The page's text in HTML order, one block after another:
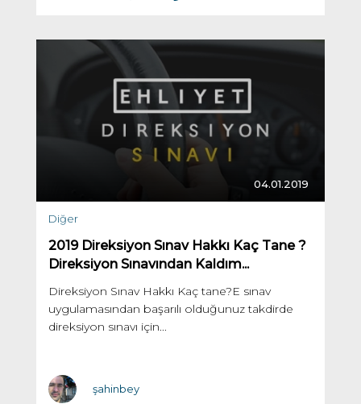
04.01.2019
Diğer
2019 Direksiyon Sınav Hakkı Kaç Tane ?
Direksiyon Sınavından Kaldım...
Direksiyon Sınav Hakkı Kaç tane?E sınav
uygulamasından başarılı olduğunuz takdirde
direksiyon sınavı için...
şahinbey